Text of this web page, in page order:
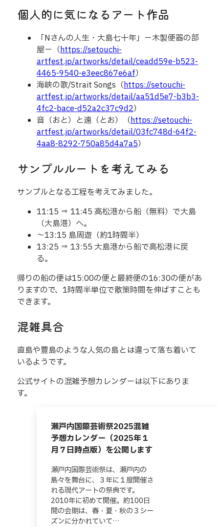
個人的に気になるアート作品
「Nさんの人生・大島七十年」－木製便器の部
屋－（https://setouchi-
artfest.jp/artworks/detail/ceadd59e-b523-
4465-9540-e3eec867e6af）
海峡の歌/Strait Songs（https://setouchi-
artfest.jp/artworks/detail/aa51d5e7-b3b3-
4fc2-bace-d52a2c37c9d2）
音（おと）と遠（とお）（https://setouchi-
artfest.jp/artworks/detail/03fc748d-64f2-
4aa8-8292-750a85d4a7a5）
サンプルルートを考えてみる
サンプルとなる工程を考えてみました。
11:15 ⇒ 11:45 高松港から船（無料）で大島
（大島港）へ。
～13:15 島周遊（約1時間半）
13:25 ⇒ 13:55 大島港から船で高松港に戻
る。
帰りの船の便は15:00の便と最終便の16:30の便があ
りますので、1時間半単位で散策時間を伸ばすことも
できます。
混雑具合
直島や豊島のような人気の島とは違って落ち着いて
いるようです。
公式サイトの混雑予想カレンダーは以下にありま
す。
瀬戸内国際芸術祭2025混雑
予想カレンダー（2025年１
月７日時点版）を公開します
瀬戸内国際芸術祭は、瀬戸内の
島々を舞台に、３年に１度開催さ
れる現代アートの祭典です。
2010年に初めて開催。約100日
間の会期は、春・夏・秋の３シー
ズンに分かれていて…